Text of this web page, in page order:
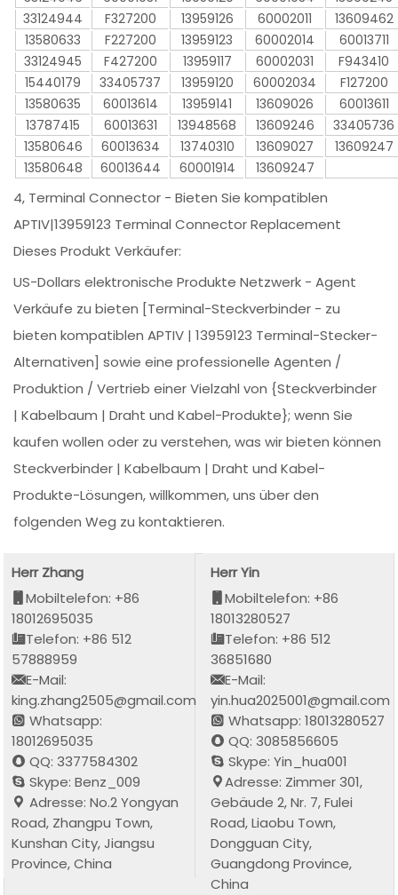
33124944
F327200 13959126 60002011
13609462
13580633
F227200 13959123 60002014
60013711
33124945
F427200 13959117 60002031
F943410
15440179
33405737 13959120 60002034
F127200
13580635
60013614 13959141 13609026
60013611
13787415
60013631 13948568 13609246
33405736
13580646
60013634 13740310 13609027
13609247
13580648
60013644 60001914 13609247
4, Terminal Connector - Bieten Sie kompatiblen
APTIV|13959123 Terminal Connector Replacement
Dieses Produkt Verkäufer:
US-Dollars elektronische Produkte Netzwerk - Agent
Verkäufe zu bieten [Terminal-Steckverbinder - zu
bieten kompatiblen APTIV | 13959123 Terminal-Stecker-
Alternativen] sowie eine professionelle Agenten /
Produktion / Vertrieb einer Vielzahl von {Steckverbinder
| Kabelbaum | Draht und Kabel-Produkte}; wenn Sie
kaufen wollen oder zu verstehen, was wir bieten können
Steckverbinder | Kabelbaum | Draht und Kabel-
Produkte-Lösungen, willkommen, uns über den
folgenden Weg zu kontaktieren.
Herr Zhang
Mobiltelefon: +86
18012695035
Telefon: +86 512
57888959
E-Mail:
king.zhang2505@gmail.com
Whatsapp:
18012695035
QQ: 3377584302
Skype: Benz_009
Adresse: No.2 Yongyan
Road, Zhangpu Town,
Kunshan City, Jiangsu
Province, China
Herr Yin
Mobiltelefon: +86
18013280527
Telefon: +86 512
36851680
E-Mail:
yin.hua2025001@gmail.com
Whatsapp: 18013280527
QQ: 3085856605
Skype: Yin_hua001
Adresse: Zimmer 301,
Gebäude 2, Nr. 7, Fulei
Road, Liaobu Town,
Dongguan City,
Guangdong Province,
China